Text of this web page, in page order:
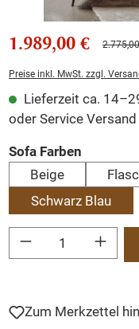
1.989,00 €
Preise inkl. MwSt. zzgl.
Lieferzeit ca.
oder Service
Sofa Farben
Beige
Schwarz Blau
Produkt Anzahl: Gib den
Zum Merkzettel